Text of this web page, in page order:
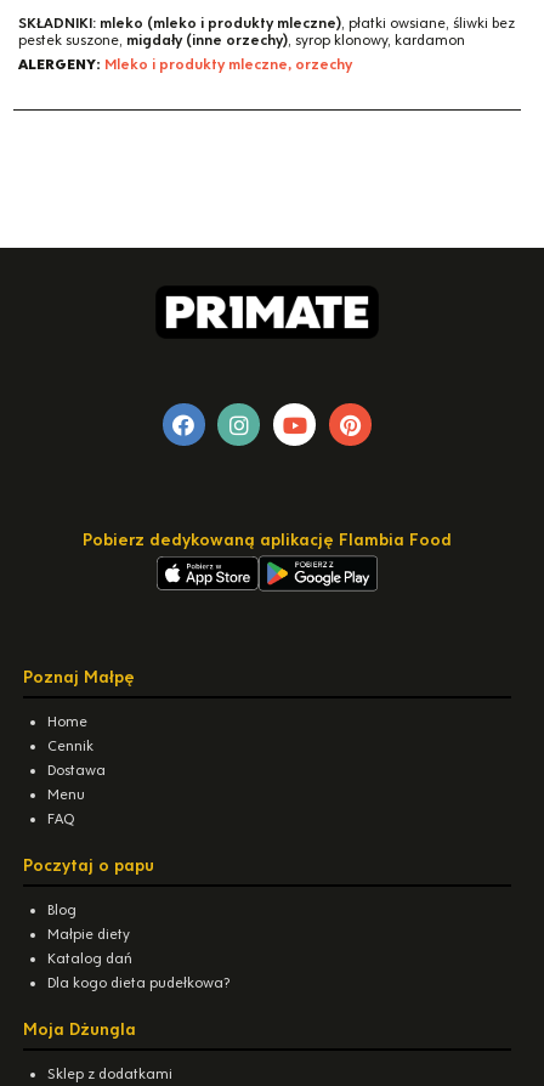
SKŁADNIKI: mleko (mleko i produkty mleczne), płatki owsiane, śliwki bez
pestek suszone, migdały (inne orzechy), syrop klonowy, kardamon
ALERGENY: Mleko i produkty mleczne, orzechy
Pobierz dedykowaną aplikację Flambia Food
Poznaj Małpę
Home
Cennik
Dostawa
Menu
FAQ
Poczytaj o papu
Blog
Małpie diety
Katalog dań
Dla kogo dieta pudełkowa?
Moja Dżungla
Sklep z dodatkami